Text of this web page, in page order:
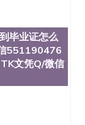
千的海外学
有学术地
机构，并获
算机系与会
异。其毕
得到工作
的学期提
学系统
毕业证怎么
551190476
文凭Q/微信